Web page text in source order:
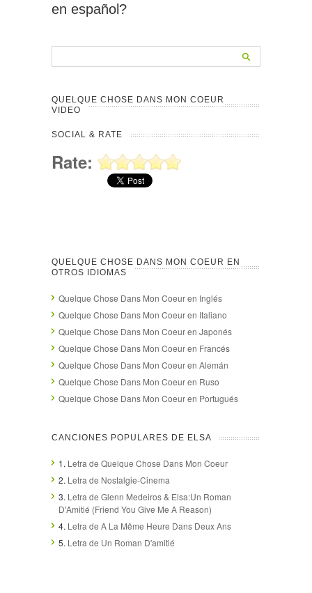
en español?
QUELQUE CHOSE DANS MON COEUR
VIDEO
SOCIAL & RATE
Rate:
QUELQUE CHOSE DANS MON COEUR EN
OTROS IDIOMAS
Quelque Chose Dans Mon Coeur en Inglés
Quelque Chose Dans Mon Coeur en Italiano
Quelque Chose Dans Mon Coeur en Japonés
Quelque Chose Dans Mon Coeur en Francés
Quelque Chose Dans Mon Coeur en Alemán
Quelque Chose Dans Mon Coeur en Ruso
Quelque Chose Dans Mon Coeur en Portugués
CANCIONES POPULARES DE ELSA
1. Letra de Quelque Chose Dans Mon Coeur
2. Letra de Nostalgie-Cinema
3. Letra de Glenn Medeiros & Elsa:Un Roman
D'Amitié (Friend You Give Me A Reason)
4. Letra de A La Même Heure Dans Deux Ans
5. Letra de Un Roman D'amitié